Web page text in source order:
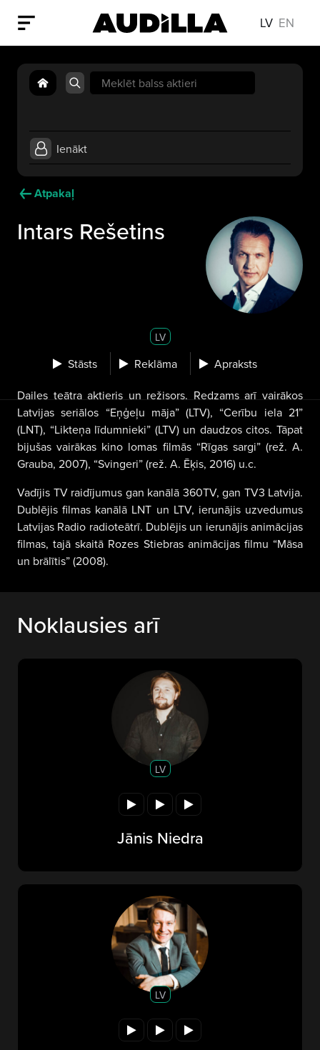
LV EN
Search
for:
Ienākt
Atpakaļ
Intars Rešetins
LV
Stāsts Reklāma Apraksts
Dailes teātra aktieris un režisors. Redzams arī vairākos
Latvijas seriālos “Eņģeļu māja” (LTV), “Cerību iela 21”
(LNT), “Likteņa līdumnieki” (LTV) un daudzos citos. Tāpat
bijušas vairākas kino lomas filmās “Rīgas sargi” (rež. A.
Grauba, 2007), “Svingeri” (rež. A. Ēķis, 2016) u.c.
Vadījis TV raidījumus gan kanālā 360TV, gan TV3 Latvija.
Dublējis filmas kanālā LNT un LTV, ierunājis uzvedumus
Latvijas Radio radioteātrī. Dublējis un ierunājis animācijas
filmas, tajā skaitā Rozes Stiebras animācijas filmu “Māsa
un brālītis” (2008).
Noklausies arī
LV
Jānis Niedra
LV